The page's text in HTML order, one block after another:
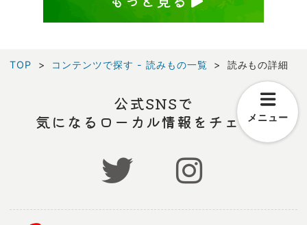
TOP コンテンツで探す - 読みもの一覧 読みもの詳細
メニュー
公式SNSで
気になるローカル情報をチェック